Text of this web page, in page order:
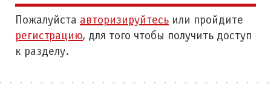
Пожалуйста авторизируйтесь или пройдите
регистрацию, для того чтобы получить доступ
к разделу.